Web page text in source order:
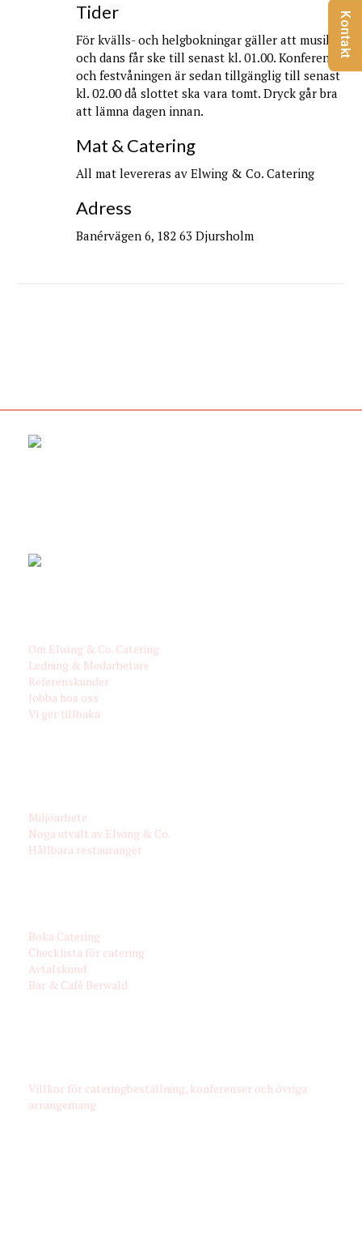
Tider
För kvälls- och helgbokningar gäller att musik
och dans får ske till senast kl. 01.00. Konferens-
och festvåningen är sedan tillgänglig till senast
kl. 02.00 då slottet ska vara tomt. Dryck går bra
att lämna dagen innan.
Mat & Catering
All mat levereras av Elwing & Co. Catering
Adress
Banérvägen 6, 182 63 Djursholm
Om Elwing & Co. Catering
Ledning & Medarbetare
Referenskunder
Jobba hos oss
Vi ger tillbaka
Miljöarbete
Noga utvalt av Elwing & Co.
Hållbara restauranger
Boka Catering
Checklista för catering
Avtalskund
Bar & Café Berwald
Villkor för cateringbeställning, konferenser och övriga
arrangemang
Kontakt